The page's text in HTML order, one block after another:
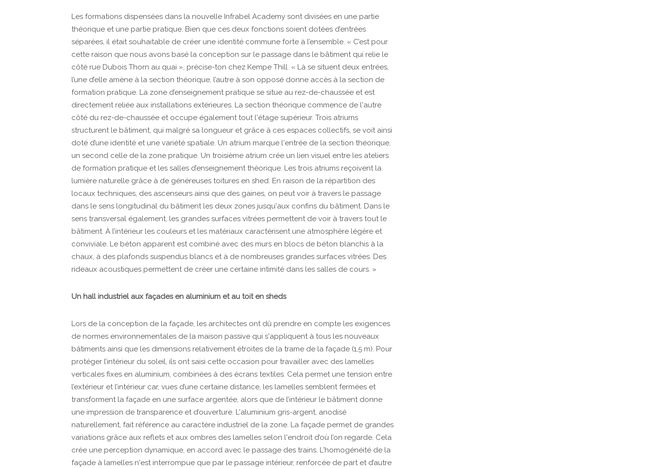
Les formations dispensées dans la nouvelle Infrabel Academy sont divisées en une partie
théorique et une partie pratique. Bien que ces deux fonctions soient dotées d’entrées
séparées, il était souhaitable de créer une identité commune forte à l’ensemble. « C’est pour
cette raison que nous avons basé la conception sur le passage dans le bâtiment qui relie le
côté rue Dubois Thorn au quai », précise-ton chez Kempe Thill. « Là se situent deux entrées,
l’une d’elle amène à la section théorique, l’autre à son opposé donne accès à la section de
formation pratique. La zone d’enseignement pratique se situe au rez-de-chaussée et est
directement reliée aux installations extérieures. La section théorique commence de l'autre
côté du rez-de-chaussée et occupe également tout l'étage supérieur. Trois atriums
structurent le bâtiment, qui malgré sa longueur et grâce à ces espaces collectifs, se voit ainsi
doté d’une identité et une variété spatiale. Un atrium marque l'entrée de la section théorique,
un second celle de la zone pratique. Un troisième atrium crée un lien visuel entre les ateliers
de formation pratique et les salles d’enseignement théorique. Les trois atriums reçoivent la
lumière naturelle grâce à de généreuses toitures en shed. En raison de la répartition des
locaux techniques, des ascenseurs ainsi que des gaines, on peut voir à travers le passage
dans le sens longitudinal du bâtiment les deux zones jusqu'aux confins du bâtiment. Dans le
sens transversal également, les grandes surfaces vitrées permettent de voir à travers tout le
bâtiment. À l’intérieur les couleurs et les matériaux caractérisent une atmosphère légère et
conviviale. Le béton apparent est combiné avec des murs en blocs de béton blanchis à la
chaux, à des plafonds suspendus blancs et à de nombreuses grandes surfaces vitrées. Des
rideaux acoustiques permettent de créer une certaine intimité dans les salles de cours. »
Un hall industriel aux façades en aluminium et au toit en sheds
Lors de la conception de la façade, les architectes ont dû prendre en compte les exigences
de normes environnementales de la maison passive qui s'appliquent à tous les nouveaux
bâtiments ainsi que les dimensions relativement étroites de la trame de la façade (1,5 m). Pour
protéger l’intérieur du soleil, ils ont saisi cette occasion pour travailler avec des lamelles
verticales fixes en aluminium, combinées à des écrans textiles. Cela permet une tension entre
l’extérieur et l’intérieur car, vues d’une certaine distance, les lamelles semblent fermées et
transforment la façade en une surface argentée, alors que de l’intérieur le bâtiment donne
une impression de transparence et d’ouverture. L'aluminium gris-argent, anodisé
naturellement, fait référence au caractère industriel de la zone. La façade permet de grandes
variations grâce aux reflets et aux ombres des lamelles selon l'endroit d’où l’on regarde. Cela
crée une perception dynamique, en accord avec le passage des trains. L'homogénéité de la
façade à lamelles n'est interrompue que par le passage intérieur, renforcée de part et d’autre